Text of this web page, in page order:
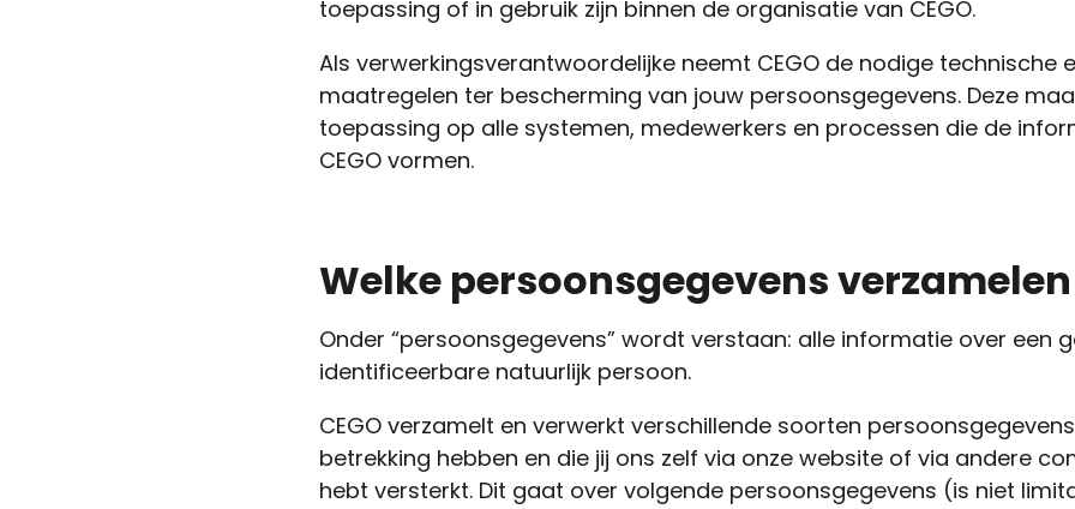
toepassing of in gebruik zijn binnen de organisatie van CEGO.
Als verwerkingsverantwoordelijke neemt CEGO de nodige technische
maatregelen ter bescherming van jouw persoonsgegevens. Deze
toepassing op alle systemen, medewerkers en processen die de
CEGO vormen.
Welke persoonsgegevens
Onder “persoonsgegevens” wordt verstaan: alle informatie over een
identificeerbare natuurlijk persoon.
CEGO verzamelt en verwerkt verschillende soorten
betrekking hebben en die jij ons zelf via onze website of via andere
hebt versterkt. Dit gaat over volgende persoonsgegevens (is niet